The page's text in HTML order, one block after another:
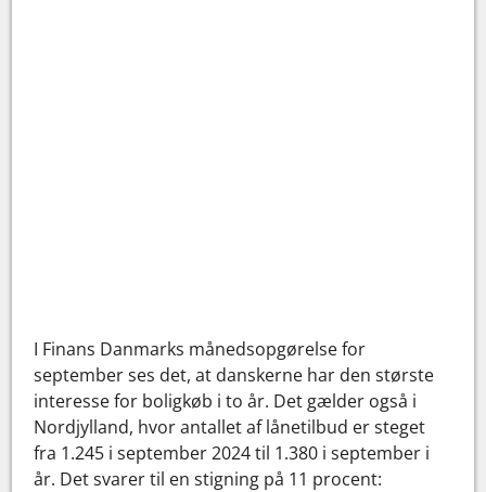
I Finans Danmarks månedsopgørelse for
september ses det, at danskerne har den største
interesse for boligkøb i to år. Det gælder også i
Nordjylland, hvor antallet af lånetilbud er steget
fra 1.245 i september 2024 til 1.380 i september i
år. Det svarer til en stigning på 11 procent: